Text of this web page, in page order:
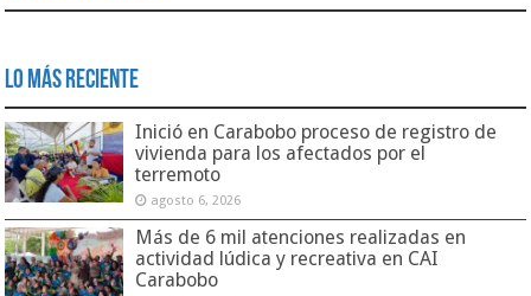
Lo Más Reciente
Inició en Carabobo proceso de registro de
vivienda para los afectados por el
terremoto
agosto 6, 2026
Más de 6 mil atenciones realizadas en
actividad lúdica y recreativa en CAI
Carabobo